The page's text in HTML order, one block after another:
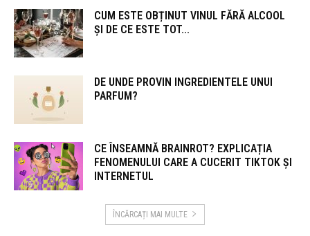
CUM ESTE OBȚINUT VINUL FĂRĂ ALCOOL
ȘI DE CE ESTE TOT...
DE UNDE PROVIN INGREDIENTELE UNUI
PARFUM?
CE ÎNSEAMNĂ BRAINROT? EXPLICAȚIA
FENOMENULUI CARE A CUCERIT TIKTOK ȘI
INTERNETUL
ÎNCĂRCAȚI MAI MULTE